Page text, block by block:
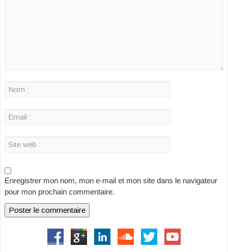
Enregistrer mon nom, mon e-mail et mon site dans le navigateur
pour mon prochain commentaire.